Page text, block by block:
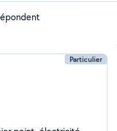
Particulier